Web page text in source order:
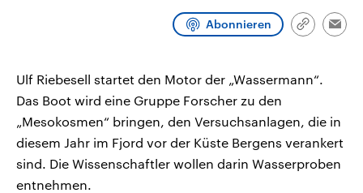
Abonnieren
Link
Ulf Riebesell startet den Motor der „Wassermann“.
Das Boot wird eine Gruppe Forscher zu den
„Mesokosmen“ bringen, den Versuchsanlagen, die in
diesem Jahr im Fjord vor der Küste Bergens verankert
sind. Die Wissenschaftler wollen darin Wasserproben
entnehmen.